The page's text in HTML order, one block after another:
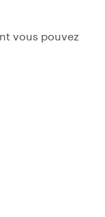
vous pouvez